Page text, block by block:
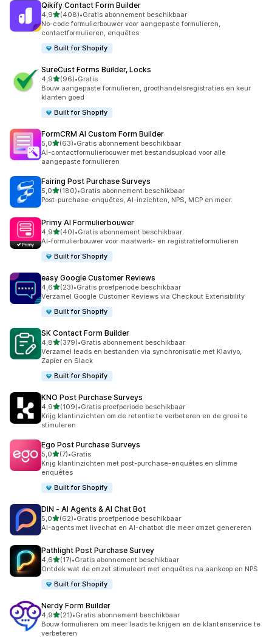
Qikify Contact Form Builder
4,9van 5 sterren
(408)
408 recensies in totaal
•Gratis abonnement beschikbaar
No-code formulierbouwer voor aangepaste formulieren,
contactformulieren, enquêtes
Built for Shopify
SureCust Forms Builder, Locks
4,9van 5 sterren
(96)
96 recensies in totaal
•Gratis
Bouw aangepaste formulieren, groothandelsregistraties en keur
klanten goed
Built for Shopify
FormCRM AI Custom Form Builder
5,0van 5 sterren
(63)
63 recensies in totaal
•Gratis abonnement beschikbaar
AI-contactformulierbouwer met bestandsupload voor alle
aangepaste formulieren
Fairing Post Purchase Surveys
5,0van 5 sterren
(180)
180 recensies in totaal
•Gratis abonnement beschikbaar
Post-purchase-enquêtes, AI-inzichten, NPS, MCP en meer.
Primy AI Formulierbouwer
4,9van 5 sterren
(40)
40 recensies in totaal
•Gratis abonnement beschikbaar
AI-formulierbouwer voor maatwerk- en registratieformulieren
Built for Shopify
easy Google Customer Reviews
4,6van 5 sterren
(23)
23 recensies in totaal
•Gratis proefperiode beschikbaar
Verzamel Google Customer Reviews via Checkout Extensibility
Built for Shopify
SK Contact Form Builder
4,8van 5 sterren
(379)
379 recensies in totaal
•Gratis abonnement beschikbaar
Verzamel leads en bestanden via synchronisatie met Klaviyo,
Zapier en Slack
Built for Shopify
KNO Post Purchase Surveys
4,9van 5 sterren
(109)
109 recensies in totaal
•Gratis proefperiode beschikbaar
Krijg klantinzichten om de retentie te verbeteren en de groei te
stimuleren
Ego Post Purchase Surveys
5,0van 5 sterren
(7)
7 recensies in totaal
•Gratis
Krijg klantinzichten met post-purchase-enquêtes en slimme
enquêtes
Built for Shopify
DIN ‑ AI Agents & AI Chat Bot
5,0van 5 sterren
(62)
62 recensies in totaal
•Gratis proefperiode beschikbaar
AI-agents met livechat en AI-chatbot die meer omzet genereren
Pathlight Post Purchase Survey
4,6van 5 sterren
(17)
17 recensies in totaal
•Gratis abonnement beschikbaar
Ontdek wat de omzet stimuleert met enquêtes na aankoop en NPS
Built for Shopify
Nerdy Form Builder
4,9van 5 sterren
(21)
21 recensies in totaal
•Gratis abonnement beschikbaar
Bouw formulieren om meer leads te krijgen en de klantenservice te
verbeteren